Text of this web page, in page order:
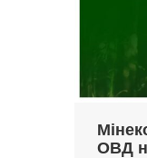
ОВД